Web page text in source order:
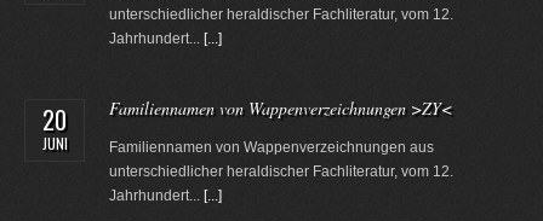
unterschiedlicher heraldischer Fachliteratur, vom 12.
Jahrhundert... [...]
20
JUNI
Familiennamen von Wappenverzeichnungen >ZY<
Familiennamen von Wappenverzeichnungen aus
unterschiedlicher heraldischer Fachliteratur, vom 12.
Jahrhundert... [...]